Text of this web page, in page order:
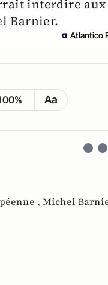
interdire
Barnier.
Atlantico
Aa
, Michel